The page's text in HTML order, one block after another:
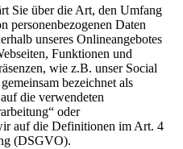
Sie über die Art, den Umfang
personenbezogenen Daten
unseres Onlineangebotes
Funktionen und
wie z.B. unser Social
bezeichnet als
die verwendeten
oder
auf die Definitionen im Art. 4
(DSGVO).